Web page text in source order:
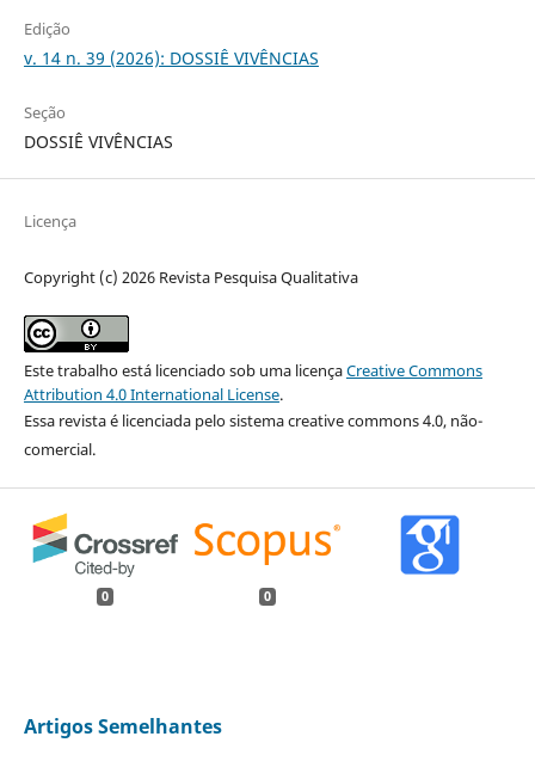
Edição
v. 14 n. 39 (2026): DOSSIÊ VIVÊNCIAS
Seção
DOSSIÊ VIVÊNCIAS
Licença
Copyright (c) 2026 Revista Pesquisa Qualitativa
Este trabalho está licenciado sob uma licençaCreative Commons
Attribution 4.0 International License.
Essa revista é licenciada pelo sistema creative commons 4.0, não-
comercial.
0 0
Artigos Semelhantes